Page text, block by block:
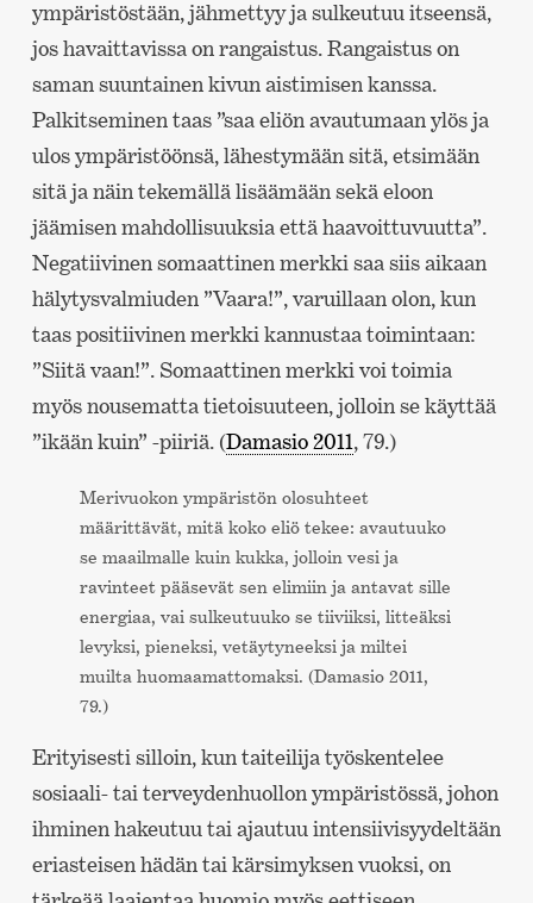
ympäristöstään, jähmettyy ja sulkeutuu itseensä,
jos havaittavissa on rangaistus. Rangaistus on
saman suuntainen kivun aistimisen kanssa.
Palkitseminen taas ”saa eliön avautumaan ylös ja
ulos ympäristöönsä, lähestymään sitä, etsimään
sitä ja näin tekemällä lisäämään sekä eloon
jäämisen mahdollisuuksia että haavoittuvuutta”.
Negatiivinen somaattinen merkki saa siis aikaan
hälytysvalmiuden ”Vaara!”, varuillaan olon, kun
taas positiivinen merkki kannustaa toimintaan:
”Siitä vaan!”. Somaattinen merkki voi toimia
myös nousematta tietoisuuteen, jolloin se käyttää
”ikään kuin” -piiriä. (Damasio 2011, 79.)
Merivuokon ympäristön olosuhteet
määrittävät, mitä koko eliö tekee: avautuuko
se maailmalle kuin kukka, jolloin vesi ja
ravinteet pääsevät sen elimiin ja antavat sille
energiaa, vai sulkeutuuko se tiiviiksi, litteäksi
levyksi, pieneksi, vetäytyneeksi ja miltei
muilta huomaamattomaksi. (Damasio 2011,
79.)
Erityisesti silloin, kun taiteilija työskentelee
sosiaali- tai terveydenhuollon ympäristössä, johon
ihminen hakeutuu tai ajautuu intensiivisyydeltään
eriasteisen hädän tai kärsimyksen vuoksi, on